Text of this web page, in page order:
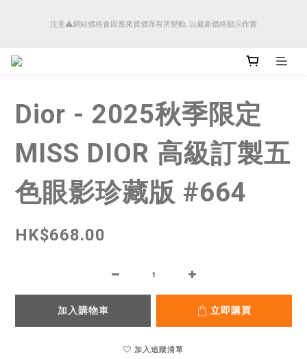
注意⚠️網站價格會因應來貨價而有所變動, 以最新價格顯示作實
順豐香港將於4月14日起減少SMS短訊發送, 所有快件自取訊息通知將全部改為透過官
Dior - 2025秋季限定
MISS DIOR 高級訂製五
色眼影珍藏版 #664
HK$668.00
加入購物車 立即購買
加入追蹤清單